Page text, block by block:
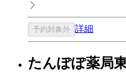
予約対象外 詳細
たんぽぽ薬局